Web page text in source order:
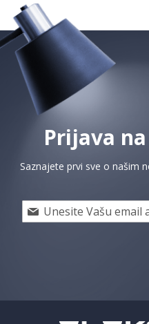
Prijava
Saznajete prvi sve o našim
Prijavi
se
akcije